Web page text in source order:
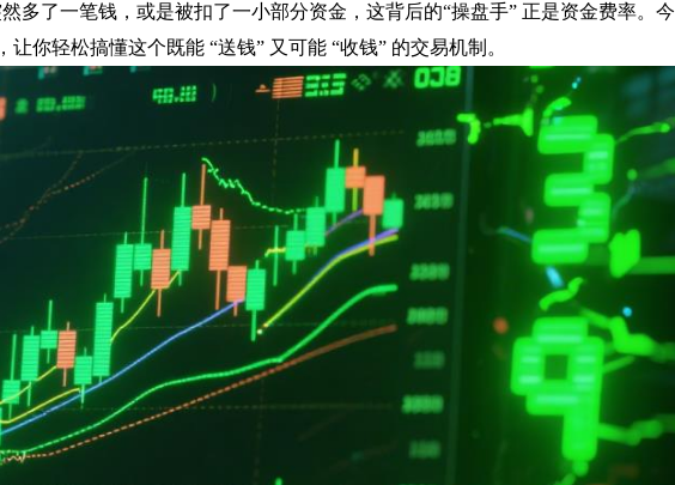
多了一笔钱，或是被扣了一小部分资金，这背后的“操盘手” 正是资金费率。今
你轻松搞懂这个既能 “送钱” 又可能 “收钱” 的交易机制。